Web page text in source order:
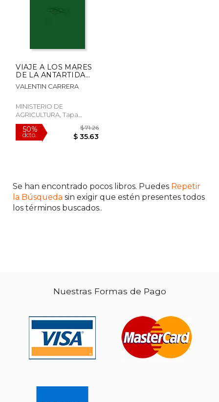
VIAJE A LOS MARES
DE LA ANTARTIDA
(En papel)
VALENTIN CARRERA
MINISTERIO DE
AGRICULTURA, Tapa
Blanda,Usado
50%
Se han encontrado pocos libros. Puedes Repetir
la Búsqueda sin exigir que estén presentes todos
los términos buscados..
Nuestras Formas de Pago